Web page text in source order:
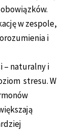
w zespole,
i
– naturalny i
stresu. W